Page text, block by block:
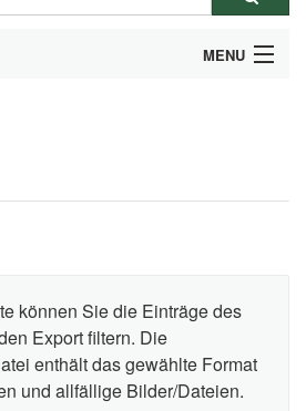
MENU
BENÖTIGT?
können Sie die Einträge des
Export filtern. Die
enthält das gewählte Format
und allfällige Bilder/Dateien.